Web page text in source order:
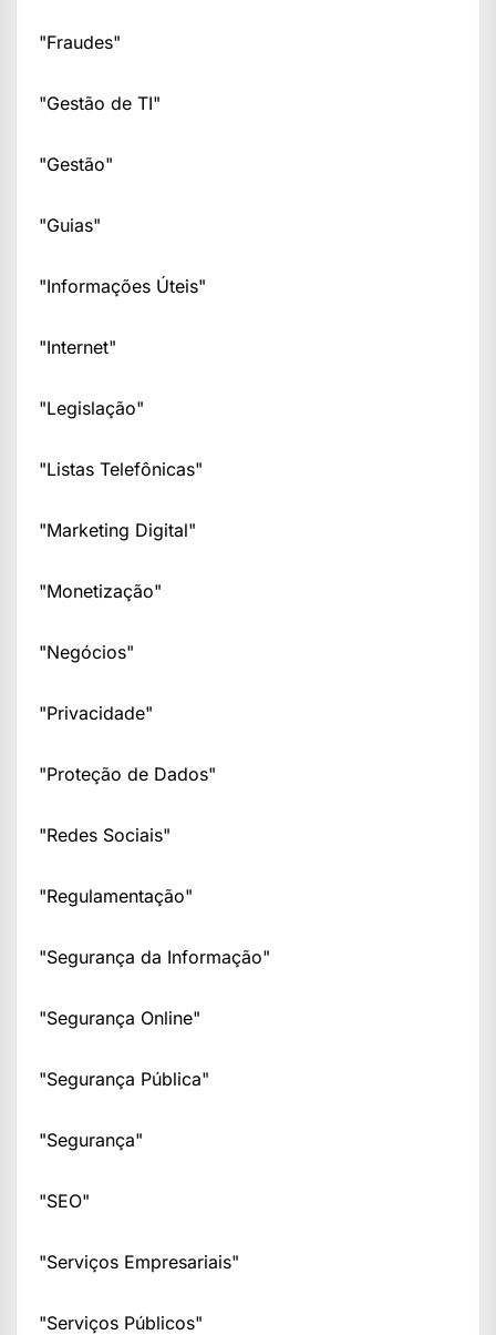
"Fraudes"
"Gestão de TI"
"Gestão"
"Guias"
"Informações Úteis"
"Internet"
"Legislação"
"Listas Telefônicas"
"Marketing Digital"
"Monetização"
"Negócios"
"Privacidade"
"Proteção de Dados"
"Redes Sociais"
"Regulamentação"
"Segurança da Informação"
"Segurança Online"
"Segurança Pública"
"Segurança"
"SEO"
"Serviços Empresariais"
"Serviços Públicos"